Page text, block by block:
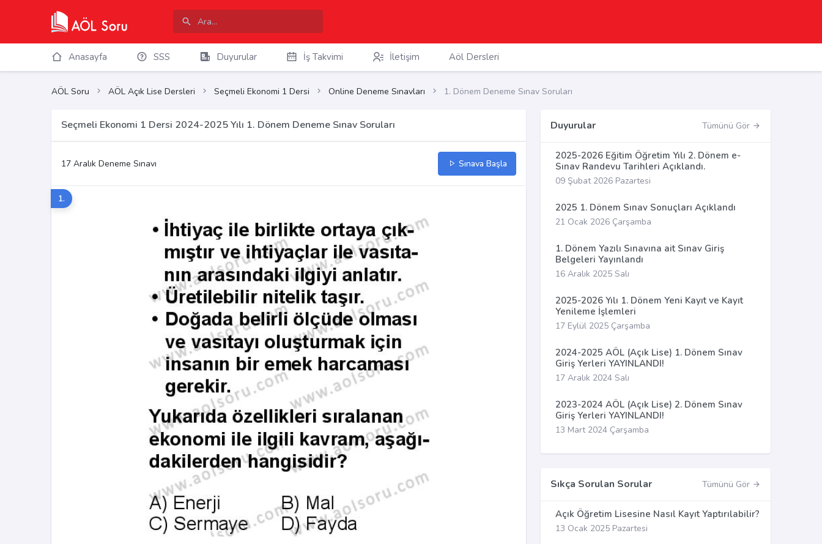
Anasayfa SSS Duyurular İş Takvimi İletişim Aöl Dersleri
AÖL Soru AÖL Açık Lise Dersleri Seçmeli Ekonomi 1 Dersi Online Deneme Sınavları 1. Dönem Deneme Sınav Soruları
Seçmeli Ekonomi 1 Dersi 2024-2025 Yılı 1. Dönem Deneme Sınav Soruları
17 Aralık Deneme Sınavı Sınava Başla
1.
Duyurular Tümünü Gör
2025-2026 Eğitim Öğretim Yılı 2. Dönem e-
Sınav Randevu Tarihleri Açıklandı.
09 Şubat 2026 Pazartesi
2025 1. Dönem Sınav Sonuçları Açıklandı
21 Ocak 2026 Çarşamba
1. Dönem Yazılı Sınavına ait Sınav Giriş
Belgeleri Yayınlandı
16 Aralık 2025 Salı
2025-2026 Yılı 1. Dönem Yeni Kayıt ve Kayıt
Yenileme İşlemleri
17 Eylül 2025 Çarşamba
2024-2025 AÖL (Açık Lise) 1. Dönem Sınav
Giriş Yerleri YAYINLANDI!
17 Aralık 2024 Salı
2023-2024 AÖL (Açık Lise) 2. Dönem Sınav
Giriş Yerleri YAYINLANDI!
13 Mart 2024 Çarşamba
Sıkça Sorulan Sorular Tümünü Gör
Açık Öğretim Lisesine Nasıl Kayıt Yaptırılabilir?
13 Ocak 2025 Pazartesi